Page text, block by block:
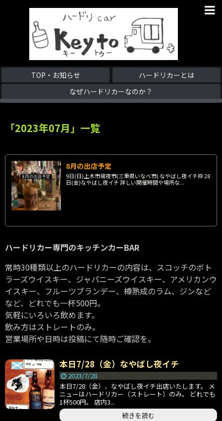
TOP・お知らせ
ハードリカーとは
なぜハードリカーなのか？
「2023年07月」 一覧
8月の出店予定
9日(日)上木市場夜市(三重県いなべ市) なやばし夜イチ枠 28
日(金)なやばし夜イチ 詳しい開催時間や場所な...
ハードリカー専門のキッチンカーBAR
常時30種類以上のハードリカーの内容は、スコッチのボト
ラーズウイスキー、ジャパニーズウイスキー、アメリカンウ
イスキー、フルーツブランデー、樽熟成のラム、ジンなど
など、どれでも一杯500円。
気軽にいろいろ飲めます。
飲み方はストレートのみ。
営業場所や日時は投稿にて随時ご確認を。
本日7/28（金）なやばし夜イチ
2023/7/28
本日7/28（金）、なやばし夜イチ出店いたします。 メ
ニューはハードリカー（ストレート）のみ。 どれでも
1杯500円。 店内3...
続きを読む